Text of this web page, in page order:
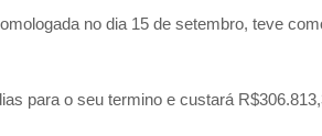
no dia 15 de setembro, teve
para o seu termino e custará